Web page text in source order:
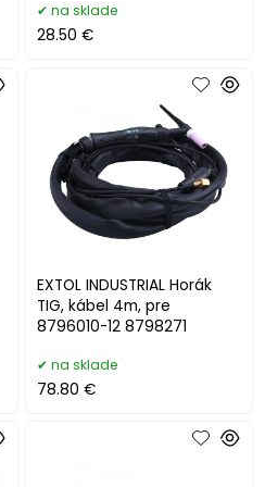
na sklade
28.50 €
EXTOL INDUSTRIAL Horák
TIG, kábel 4m, pre
8796010-12 8798271
na sklade
78.80 €